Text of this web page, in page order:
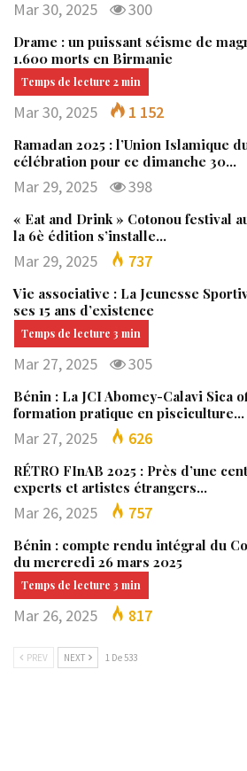
Mar 30, 2025 300
Drame : un puissant séisme de
1.600 morts en Birmanie
Mar 30, 2025 1 152
Ramadan 2025 : l’Union Islamique
célébration pour ce dimanche 30…
Mar 29, 2025 398
« Eat and Drink » Cotonou festival
la 6è édition s’installe…
Mar 29, 2025 737
Vie associative : La Jeunesse
ses 15 ans d’existence
Mar 27, 2025 305
Bénin : La JCI Abomey-Calavi Sica
formation pratique en pisciculture…
Mar 27, 2025 626
RÉTRO FInAB 2025 : Près d’une
experts et artistes étrangers…
Mar 26, 2025 757
Bénin : compte rendu intégral du
du mercredi 26 mars 2025
Mar 26, 2025 817
PREV NEXT 1 De 533